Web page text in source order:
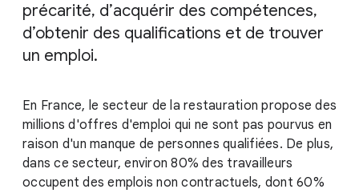
précarité, d’acquérir des compétences,
d’obtenir des qualifications et de trouver
un emploi.
En France, le secteur de la restauration propose des
millions d'offres d'emploi qui ne sont pas pourvus en
raison d'un manque de personnes qualifiées. De plus,
dans ce secteur, environ 80% des travailleurs
occupent des emplois non contractuels, dont 60%